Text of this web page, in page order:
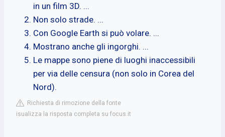
in un film 3D. ...
Non solo strade. ...
Con Google Earth si può volare. ...
Mostrano anche gli ingorghi. ...
Le mappe sono piene di luoghi inaccessibili
per via delle censura (non solo in Corea del
Nord).
Richiesta di rimozione della fonte
isualizza la risposta completa su focus.it